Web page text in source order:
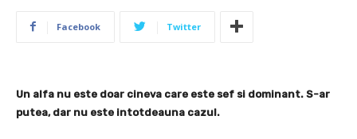
Facebook Twitter
Un alfa nu este doar cineva care este sef si dominant. S-ar
putea, dar nu este intotdeauna cazul.